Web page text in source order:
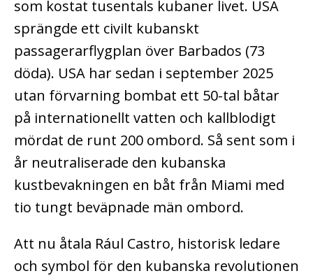
som kostat tusentals kubaner livet. USA
sprängde ett civilt kubanskt
passagerarflygplan över Barbados (73
döda). USA har sedan i september 2025
utan förvarning bombat ett 50-tal båtar
på internationellt vatten och kallblodigt
mördat de runt 200 ombord. Så sent som i
år neutraliserade den kubanska
kustbevakningen en båt från Miami med
tio tungt beväpnade män ombord.
Att nu åtala Rául Castro, historisk ledare
och symbol för den kubanska revolutionen